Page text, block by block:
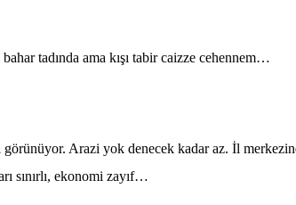
tadında ama kışı tabir caizze cehennem…
Arazi yok denecek kadar az. İl merkezine
sınırlı, ekonomi zayıf…